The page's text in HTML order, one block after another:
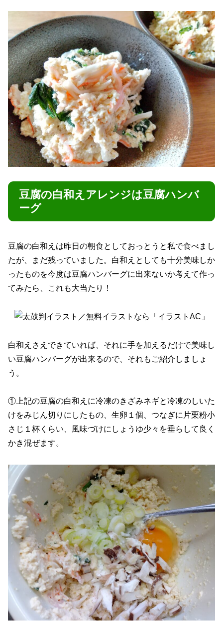
豆腐の白和えアレンジは豆腐ハンバ
ーグ
豆腐の白和えは昨日の朝食としておっとうと私で食べまし
たが、まだ残っていました。白和えとしても十分美味しか
ったものを今度は豆腐ハンバーグに出来ないか考えて作っ
てみたら、これも大当たり！
白和えさえできていれば、それに手を加えるだけで美味し
い豆腐ハンバーグが出来るので、それもご紹介しましょ
う。
①上記の豆腐の白和えに冷凍のきざみネギと冷凍のしいた
けをみじん切りにしたもの、生卵１個、つなぎに片栗粉小
さじ１杯くらい、風味づけにしょうゆ少々を垂らして良く
かき混ぜます。